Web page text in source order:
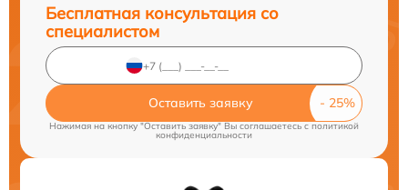
Бесплатная консультация со
специалистом
Оставить заявку
Нажимая на кнопку "Оставить заявку" Вы соглашаетесь c политикой
конфиденциальности